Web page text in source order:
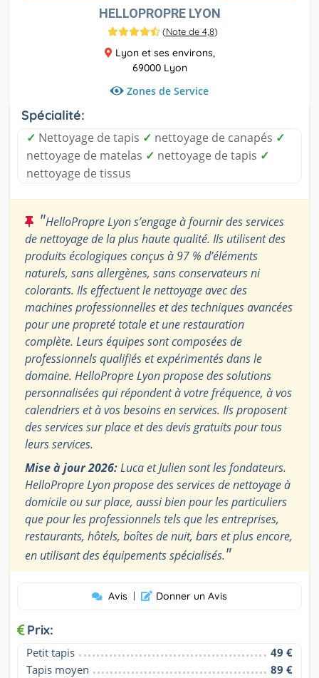
HELLOPROPRE LYON
(Note de 4,8)
Lyon et ses environs,
69000 Lyon
Zones de Service
Spécialité:
✓ Nettoyage de tapis ✓ nettoyage de canapés ✓
nettoyage de matelas ✓ nettoyage de tapis ✓
nettoyage de tissus
"HelloPropre Lyon s’engage à fournir des services
de nettoyage de la plus haute qualité. Ils utilisent des
produits écologiques conçus à 97 % d’éléments
naturels, sans allergènes, sans conservateurs ni
colorants. Ils effectuent le nettoyage avec des
machines professionnelles et des techniques avancées
pour une propreté totale et une restauration
complète. Leurs équipes sont composées de
professionnels qualifiés et expérimentés dans le
domaine. HelloPropre Lyon propose des solutions
personnalisées qui répondent à votre fréquence, à vos
calendriers et à vos besoins en services. Ils proposent
des services sur place et des devis gratuits pour tous
leurs services.
Mise à jour 2026:Luca et Julien sont les fondateurs.
HelloPropre Lyon propose des services de nettoyage à
domicile ou sur place, aussi bien pour les particuliers
que pour les professionnels tels que les entreprises,
restaurants, hôtels, boîtes de nuit, bars et plus encore,
en utilisant des équipements spécialisés."
Avis | Donner un Avis
Prix:
Petit tapis
49 €
Tapis moyen
89 €